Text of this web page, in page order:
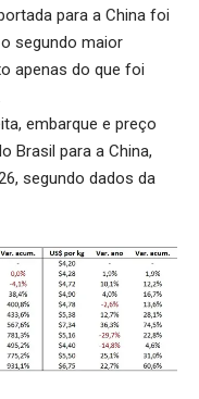
para a China foi
segundo maior
apenas do que foi
embarque e preço
Brasil para a China,
segundo dados da